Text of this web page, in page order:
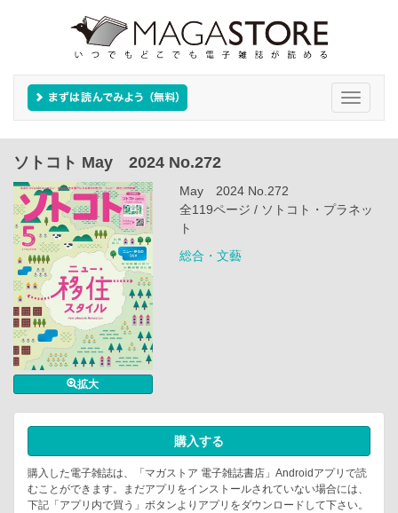
Toggle
ソトコト May 2024 No.272
拡大
May 2024 No.272
全119ページ / ソトコト・プラネッ
ト
総合・文藝
購入する
購入した電子雑誌は、「マガストア 電子雑誌書店」Androidアプリで読
むことができます。まだアプリをインストールされていない場合には、
下記「アプリ内で買う」ボタンよりアプリをダウンロードして下さい。